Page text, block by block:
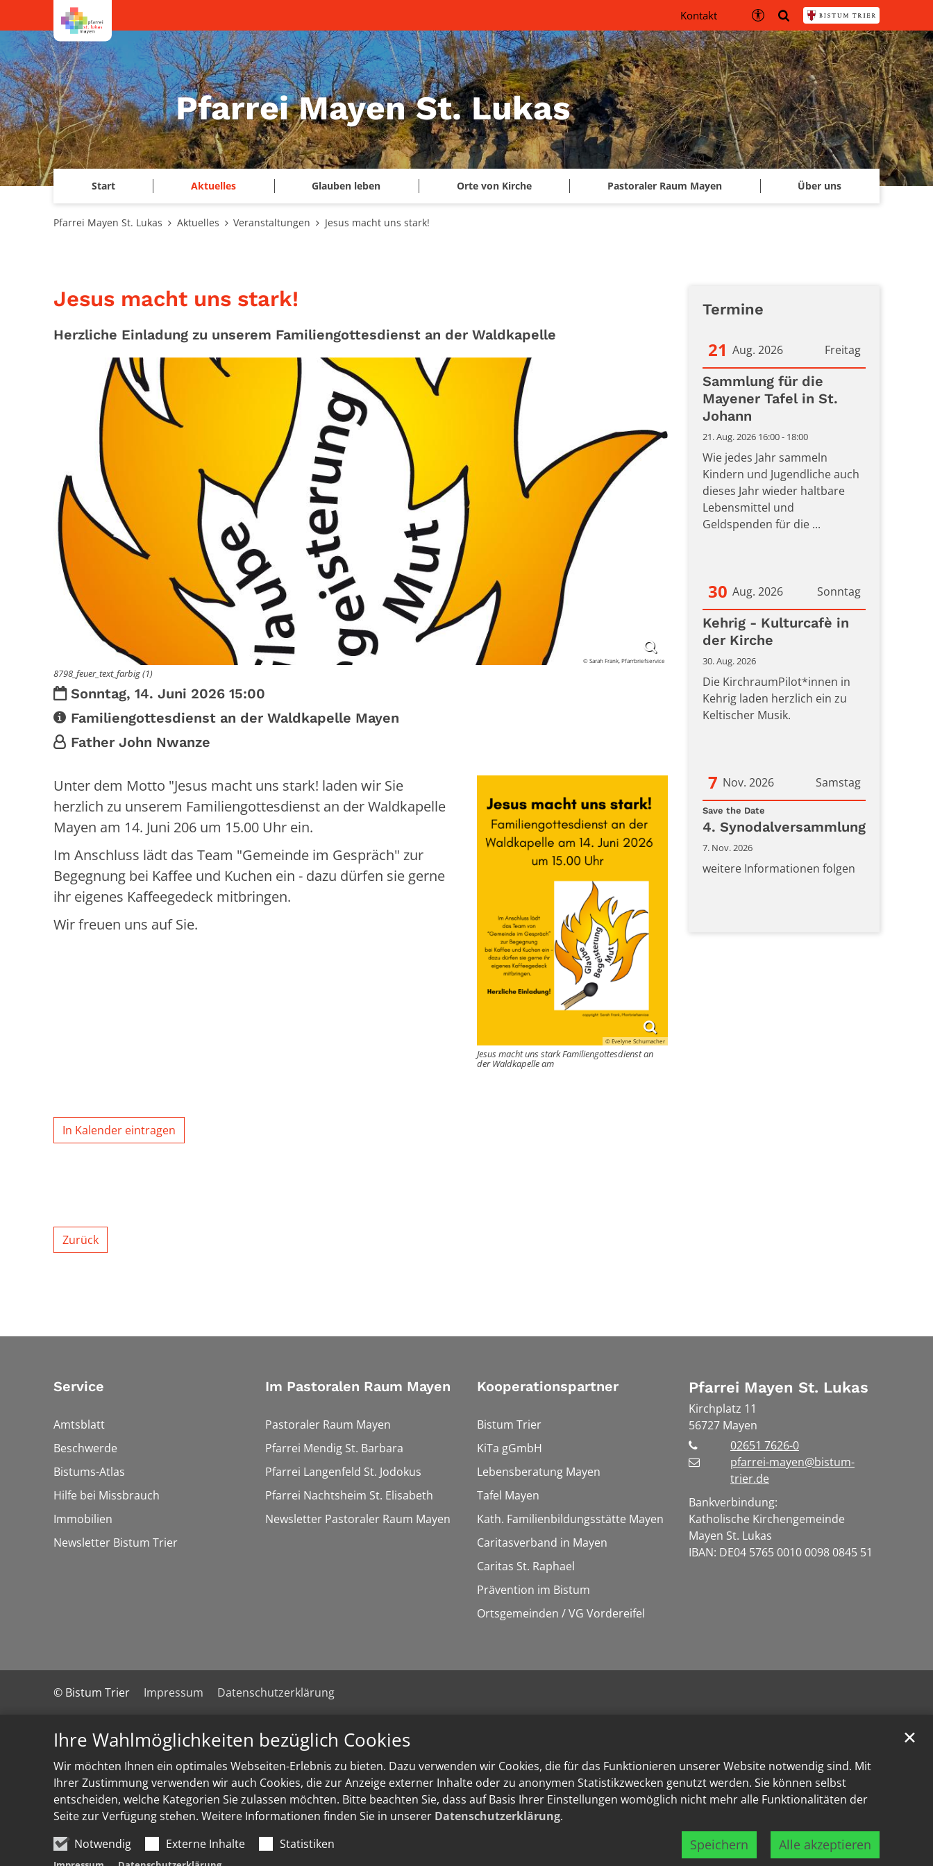
Ihre Wahlmöglichkeiten bezüglich Cookies
Wir möchten Ihnen ein optimales Webseiten-Erlebnis zu bieten. Dazu verwenden wir Cookies, die für das Funktionieren unserer Website notwendig sind. Mit
Ihrer Zustimmung verwenden wir auch Cookies, die zur Anzeige externer Inhalte oder zu anonymen Statistikzwecken genutzt werden. Sie können selbst
entscheiden, welche Kategorien Sie zulassen möchten. Bitte beachten Sie, dass auf Basis Ihrer Einstellungen womöglich nicht mehr alle Funktionalitäten der
Seite zur Verfügung stehen. Weitere Informationen finden Sie in unserer Datenschutzerklärung.
Notwendig
Externe Inhalte Statistiken Speichern Alle akzeptieren
✕
Zum Inhalt springen
Pfarrei Mayen St. Lukas
Start Aktuelles Glauben leben Orte von Kirche Pastoraler Raum Mayen Über uns
Kontakt
Pfarrei Mayen St. Lukas Aktuelles Veranstaltungen Jesus macht uns stark!
Jesus macht uns stark!
Herzliche Einladung zu unserem Familiengottesdienst an der Waldkapelle
© Sarah Frank, Pfarrbriefservice
8798_feuer_text_farbig (1)
Datum:
Sonntag, 14. Juni 2026 15:00
Art bzw. Nummer:
Familiengottesdienst an der Waldkapelle Mayen
Von:Father John Nwanze
© Evelyne Schumacher
Jesus macht uns stark Familiengottesdienst an
der Waldkapelle am
Unter dem Motto "Jesus macht uns stark! laden wir Sie
herzlich zu unserem Familiengottesdienst an der Waldkapelle
Mayen am 14. Juni 206 um 15.00 Uhr ein.
Im Anschluss lädt das Team "Gemeinde im Gespräch" zur
Begegnung bei Kaffee und Kuchen ein - dazu dürfen sie gerne
ihr eigenes Kaffeegedeck mitbringen.
Wir freuen uns auf Sie.
In Kalender eintragen
Termine
Freitag
21 Aug. 2026
Datum: 21. August 2026
Sammlung für die
Mayener Tafel in St.
Johann
21. Aug. 2026 16:00 - 18:00
Wie jedes Jahr sammeln
Kindern und Jugendliche auch
dieses Jahr wieder haltbare
Lebensmittel und
Geldspenden für die ...
Sonntag
30 Aug. 2026
Datum: 30. August 2026
Kehrig - Kulturcafè in
der Kirche
30. Aug. 2026
Die KirchraumPilot*innen in
Kehrig laden herzlich ein zu
Keltischer Musik.
Samstag
7 Nov. 2026
Datum: 7. November 2026
Save the Date
4. Synodalversammlung
7. Nov. 2026
weitere Informationen folgen
Zurück
Service
Amtsblatt
Beschwerde
Bistums-Atlas
Hilfe bei Missbrauch
Immobilien
Newsletter Bistum Trier
Im Pastoralen Raum Mayen
Pastoraler Raum Mayen
Pfarrei Mendig St. Barbara
Pfarrei Langenfeld St. Jodokus
Pfarrei Nachtsheim St. Elisabeth
Newsletter Pastoraler Raum Mayen
Kooperationspartner
Bistum Trier
KiTa gGmbH
Lebensberatung Mayen
Tafel Mayen
Kath. Familienbildungsstätte Mayen
Caritasverband in Mayen
Caritas St. Raphael
Prävention im Bistum
Ortsgemeinden / VG Vordereifel
Pfarrei Mayen St. Lukas
Kirchplatz 11
56727 Mayen
02651 7626-0
pfarrei-mayen@bistum-
trier.de
Bankverbindung:
Katholische Kirchengemeinde
Mayen St. Lukas
IBAN: DE04 5765 0010 0098 0845 51
© Bistum Trier Impressum Datenschutzerklärung